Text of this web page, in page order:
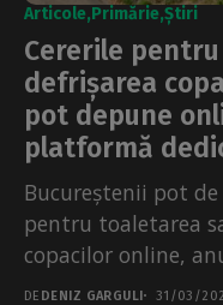
Articole Primărie Știri
Cererile
defrișarea
pot depune
platformă
Bucureștenii pot
pentru toaletarea
copacilor online,
Administrația
DE DENIZ GARGULI 31/03/